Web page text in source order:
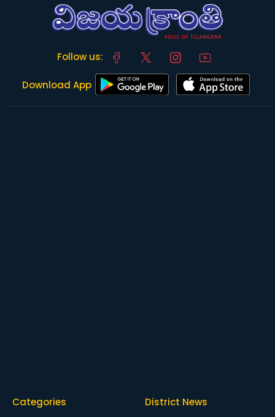
Follow us:
Download App
Categories District News